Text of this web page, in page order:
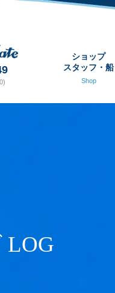
ショップ
スタッフ・船
Shop
LOG